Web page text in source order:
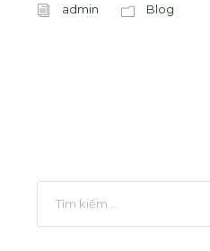
admin Blog